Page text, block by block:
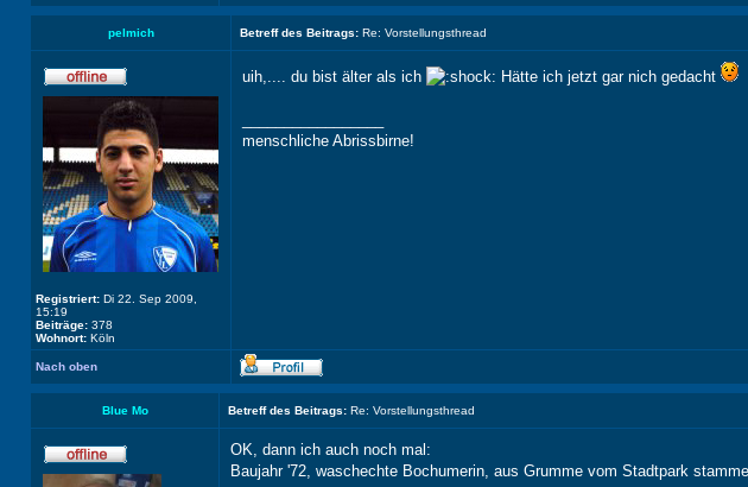
pelmich Betreff des Beitrags: Re: Vorstellungsthread
Registriert: Di 22. Sep 2009,
15:19
Beiträge: 378
Wohnort: Köln
uih,.... du bist älter als ich Hätte ich jetzt gar nich gedacht
menschliche Abrissbirne!
Nach oben
Blue Mo Betreff des Beitrags: Re: Vorstellungsthread
OK, dann ich auch noch mal:
Baujahr '72, waschechte Bochumerin, aus Grumme vom Stadtpark